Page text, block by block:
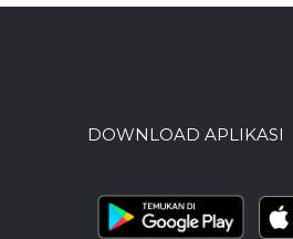
DOWNLOAD APLIKASI